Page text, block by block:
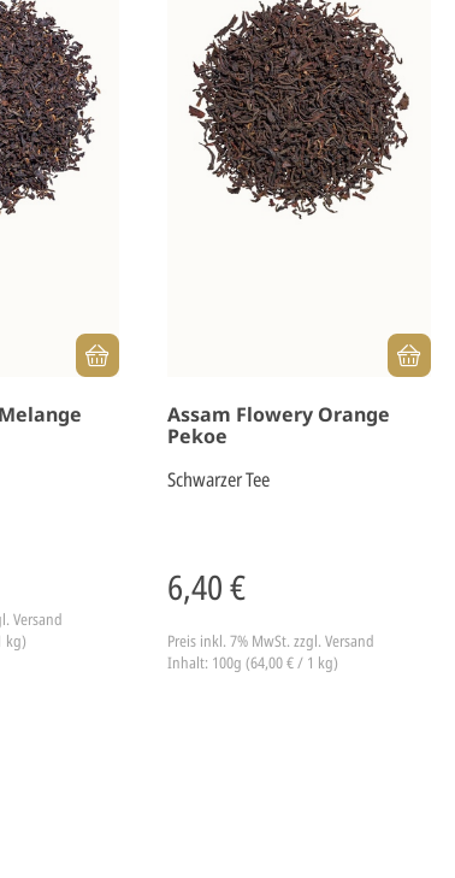
Versand
kg)
Assam Flowery Orange
Pekoe
Schwarzer Tee
6,40 €
Preis inkl. 7% MwSt.zzgl. Versand
Inhalt: 100g (64,00 € / 1 kg)